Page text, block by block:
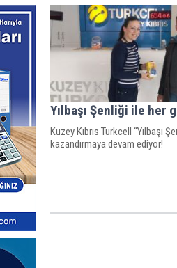
Yılbaşı Şenliği ile her
Kuzey Kıbrıs Turkcell “Yılbaşı
kazandırmaya devam ediyor!